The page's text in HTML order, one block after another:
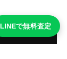
LINEで無料査定